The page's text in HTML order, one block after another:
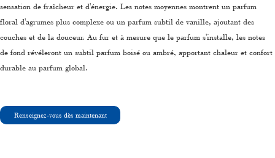
sensation de fraîcheur et d'énergie. Les notes moyennes montrent un parfum
floral d'agrumes plus complexe ou un parfum subtil de vanille, ajoutant des
couches et de la douceur. Au fur et à mesure que le parfum s'installe, les notes
de fond révéleront un subtil parfum boisé ou ambré, apportant chaleur et confort
durable au parfum global.
Renseignez-vous dès maintenant